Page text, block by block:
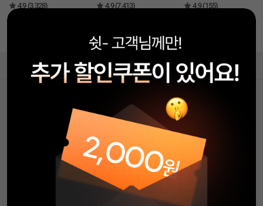
4.9 (3,328) 4.9 (7,413) 4.9 (155)
Facebook Instagram Youtube
대표 : 한현옥 사업자 등록번호 : 211-86-22189
통신판매업 신고번호 : 제 2020-서울성동-00339호사업자정보확인
개인정보 담당자 : 이연재 팀장
주소 : 서울 성동구 왕십리로 66 (성수동1가)
080-080-1510
평일: 10:00~17:00
상담 챗봇입니다!